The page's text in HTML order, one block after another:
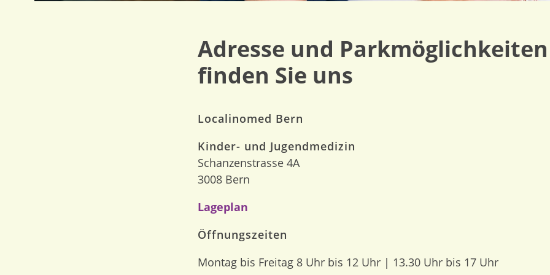
Adresse und Parkmöglichkeiten
finden Sie uns
Localinomed Bern
Kinder- und Jugendmedizin
Schanzenstrasse 4A
3008 Bern
Lageplan
Öffnungszeiten
Montag bis Freitag 8 Uhr bis 12 Uhr | 13.30 Uhr bis 17 Uhr